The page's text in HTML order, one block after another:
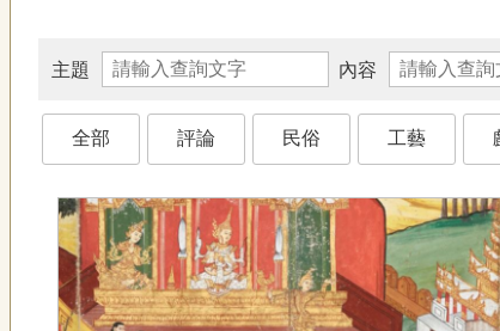
主題 內容
全部 評論 民俗 工藝